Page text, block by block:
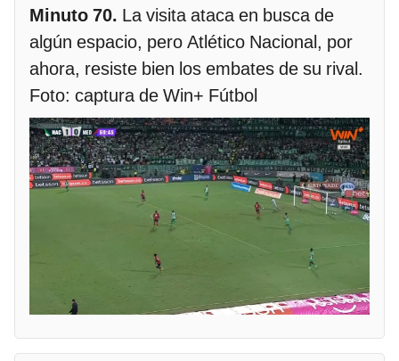
Minuto 70. La visita ataca en busca de
algún espacio, pero Atlético Nacional, por
ahora, resiste bien los embates de su rival.
Foto: captura de Win+ Fútbol